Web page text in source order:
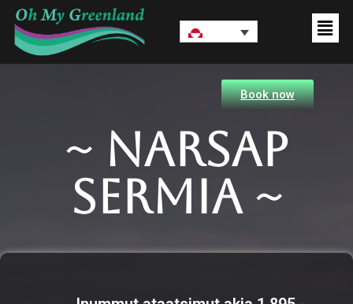
Book now
~ narsap
sermia ~